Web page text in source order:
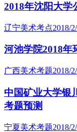
2018年沈阳大学
辽宁美术考点2018/
河池学院2018年
广西美术考题2018/
中国矿业大学银
考题预测
宁夏美术考题2018/